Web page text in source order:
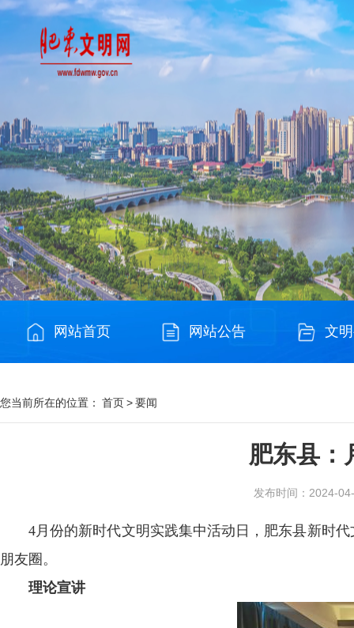
网站首页 网站公告 文
您当前所在的位置： 首页>要闻
肥东县：
发布时间：2024-
4月份的新时代文明实践集中活动日，肥东县新时
朋友圈。
理论宣讲